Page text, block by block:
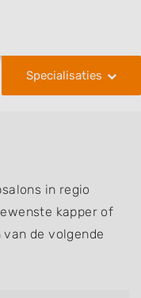
Specialisaties
in regio
kapper of
de volgende
of